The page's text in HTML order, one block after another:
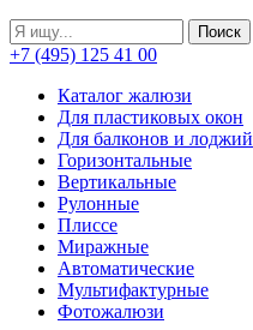
+7 (495) 125 41 00
Каталог жалюзи
Для пластиковых окон
Для балконов и лоджий
Горизонтальные
Вертикальные
Рулонные
Плиссе
Миражные
Автоматические
Мультифактурные
Фотожалюзи